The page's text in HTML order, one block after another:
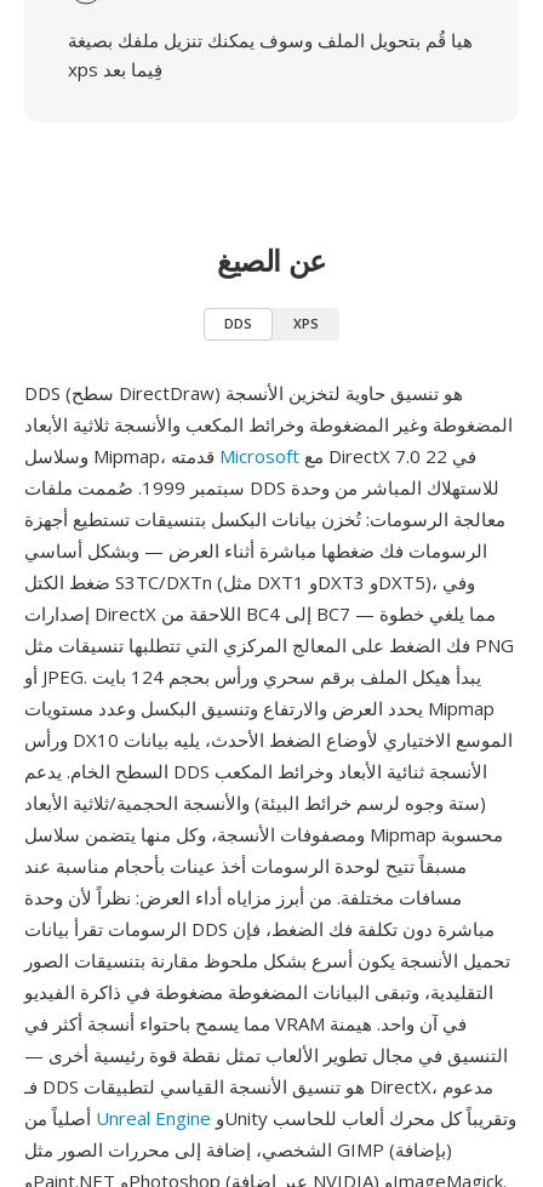
هيا قُم بتحويل الملف وسوف يمكنك تنزيل ملفك بصيغة
xps فِيما بعد
عن الصيغ
DDS XPS
DDS (سطح DirectDraw) هو تنسيق حاوية لتخزين الأنسجة
المضغوطة وغير المضغوطة وخرائط المكعب والأنسجة ثلاثية الأبعاد
Microsoft
سبتمبر 1999. صُممت ملفات DDS للاستهلاك المباشر من وحدة
معالجة الرسومات: تُخزن بيانات البكسل بتنسيقات تستطيع أجهزة
الرسومات فك ضغطها مباشرة أثناء العرض — وبشكل أساسي
ضغط الكتل S3TC/DXTn (مثل DXT1 وDXT3 وDXT5)، وفي
إصدارات DirectX اللاحقة من BC4 إلى BC7 — مما يلغي خطوة
فك الضغط على المعالج المركزي التي تتطلبها تنسيقات مثل PNG
أو JPEG. يبدأ هيكل الملف برقم سحري ورأس بحجم 124 بايت
يحدد العرض والارتفاع وتنسيق البكسل وعدد مستويات Mipmap
ورأس DX10 الموسع الاختياري لأوضاع الضغط الأحدث، يليه بيانات
السطح الخام. يدعم DDS الأنسجة ثنائية الأبعاد وخرائط المكعب
(ستة وجوه لرسم خرائط البيئة) والأنسجة الحجمية/ثلاثية الأبعاد
ومصفوفات الأنسجة، وكل منها يتضمن سلاسل Mipmap محسوبة
مسبقاً تتيح لوحدة الرسومات أخذ عينات بأحجام مناسبة عند
مسافات مختلفة. من أبرز مزاياه أداء العرض: نظراً لأن وحدة
الرسومات تقرأ بيانات DDS مباشرة دون تكلفة فك الضغط، فإن
تحميل الأنسجة يكون أسرع بشكل ملحوظ مقارنة بتنسيقات الصور
التقليدية، وتبقى البيانات المضغوطة مضغوطة في ذاكرة الفيديو
مما يسمح باحتواء أنسجة أكثر في VRAM في آن واحد. هيمنة
التنسيق في مجال تطوير الألعاب تمثل نقطة قوة رئيسية أخرى —
فـ DDS هو تنسيق الأنسجة القياسي لتطبيقات DirectX، مدعوم
Unreal Engine
الشخصي، إضافة إلى محررات الصور مثل GIMP (بإضافة)
وPaint.NET وPhotoshop (عبر إضافة NVIDIA) وImageMagick.